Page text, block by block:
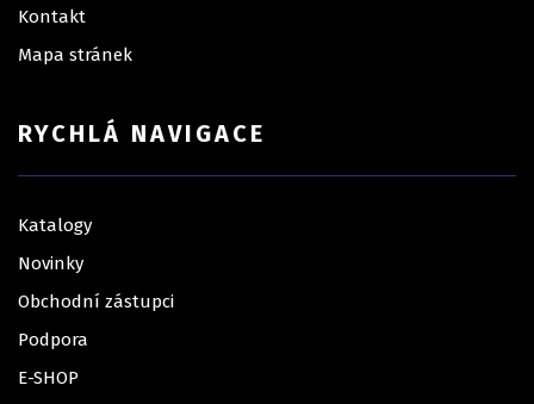
Kontakt
Mapa stránek
RYCHLÁ NAVIGACE
Katalogy
Novinky
Obchodní zástupci
Podpora
E-SHOP